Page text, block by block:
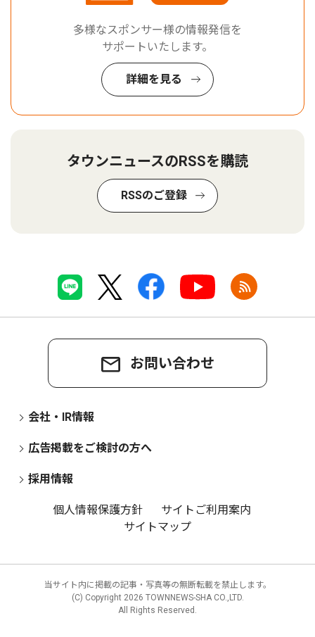
多様なスポンサー様の情報発信を
サポートいたします。
詳細を見る
タウンニュースのRSSを購読
RSSのご登録
お問い合わせ
会社・IR情報
広告掲載をご検討の方へ
採用情報
個人情報保護方針
サイトご利用案内
サイトマップ
当サイト内に掲載の記事・写真等の無断転載を禁止します。
(C) Copyright 2026 TOWNNEWS-SHA CO.,LTD.
All Rights Reserved.